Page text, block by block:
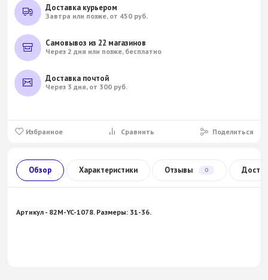
Доставка курьером
Завтра или позже, от 450 руб.
Самовывоз из 22 магазинов
Через 2 дня или позже, бесплатно
Доставка почтой
Через 3 дня, от 300 руб.
Избранное Сравнить Поделиться
Обзор Характеристики Отзывы 0
Артикул - 82M-YC-1078. Размеры: 31-36.